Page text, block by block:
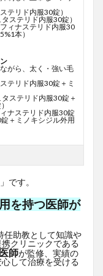
テリド内服30錠）
ステリド内服30錠）
ィナステリド内服30
本）
がら、太く・強い毛
テリド内服30錠＋ミ
ステリド内服30錠＋
ナステリド内服30錠
＋ミノキシジル外用
です。
を持つ医師が
任助教として知識や
クリニックである
師が監修、実績の
して治療を受ける